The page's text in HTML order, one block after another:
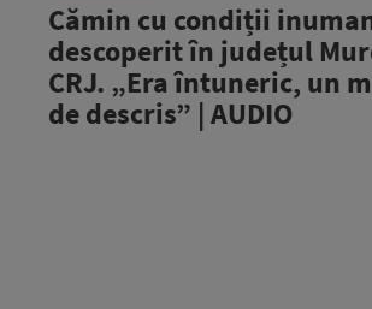
Cămin cu condiții
descoperit în județul
CRJ. „Era întuneric, un
de descris” | AUDIO